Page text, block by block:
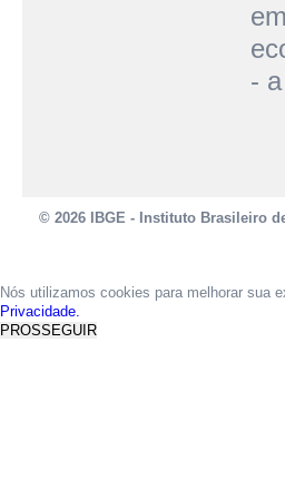
-
© 2026 IBGE - Instituto Brasileiro
Nós utilizamos cookies para melhorar sua
Privacidade.
PROSSEGUIR